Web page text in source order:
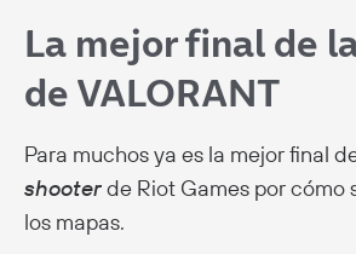
La mejor final de
de VALORANT
Para muchos ya es la mejor final
shooterde Riot Games por cómo
los mapas.